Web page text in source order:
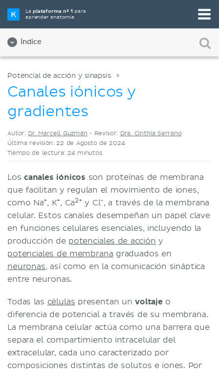
Laplataforma nº 1 para
aprender anatomía
Índice
Elige tu herramienta de estudio favorita
Videos
Potencial de acción y sinapsis
Canales iónicos y
gradientes
Autor: Dr. Marcell Guzmán • Revisor: Dra. Cinthia Serrano
Última revisión: 22 de Agosto de 2024
Tiempo de lectura: 24 minutos
Los canales iónicos son proteínas de membrana
que facilitan y regulan el movimiento de iones,
como Na+, K+, Ca2+y Cl-, a través de la membrana
celular. Estos canales desempeñan un papel clave
en funciones celulares esenciales, incluyendo la
producción de potenciales de acción y
potenciales de membrana graduados en
neuronas, así como en la comunicación sináptica
entre neuronas.
Todas las células presentan unvoltaje o
diferencia de potencial a través de su membrana.
La membrana celular actúa como una barrera que
separa el compartimiento intracelular del
extracelular, cada uno caracterizado por
composiciones distintas de solutos e iones. Por